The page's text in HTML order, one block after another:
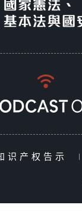
识产权告示 |